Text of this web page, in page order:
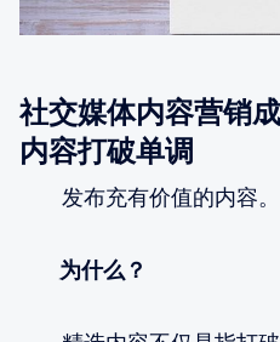
社交媒体内容营销
内容打破单调
发布充有价值的内容。
为什么？